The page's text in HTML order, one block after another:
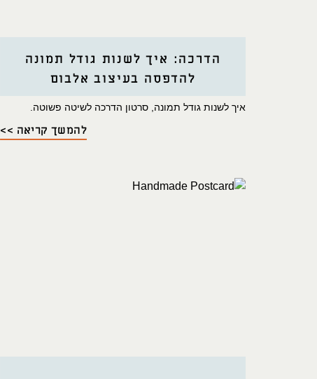
הדרכה: איך לשנות גודל תמונה
להדפסה בעיצוב אלבום
איך לשנות גודל תמונה, סרטון הדרכה לשיטה פשוטה.
להמשך קריאה >>